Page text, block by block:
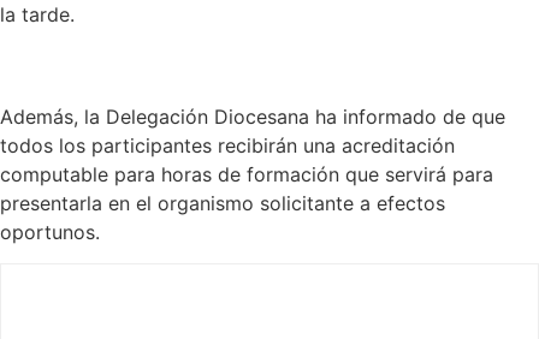
la tarde.
Además, la Delegación Diocesana ha informado de que
todos los participantes recibirán una acreditación
computable para horas de formación que servirá para
presentarla en el organismo solicitante a efectos
oportunos.